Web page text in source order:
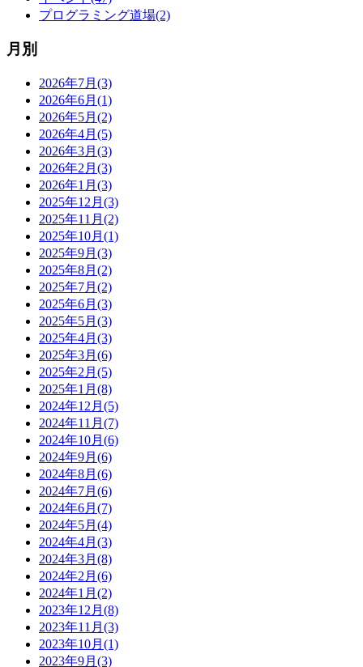
プログラミング道場(2)
月別
2026年7月(3)
2026年6月(1)
2026年5月(2)
2026年4月(5)
2026年3月(3)
2026年2月(3)
2026年1月(3)
2025年12月(3)
2025年11月(2)
2025年10月(1)
2025年9月(3)
2025年8月(2)
2025年7月(2)
2025年6月(3)
2025年5月(3)
2025年4月(3)
2025年3月(6)
2025年2月(5)
2025年1月(8)
2024年12月(5)
2024年11月(7)
2024年10月(6)
2024年9月(6)
2024年8月(6)
2024年7月(6)
2024年6月(7)
2024年5月(4)
2024年4月(3)
2024年3月(8)
2024年2月(6)
2024年1月(2)
2023年12月(8)
2023年11月(3)
2023年10月(1)
2023年9月(3)